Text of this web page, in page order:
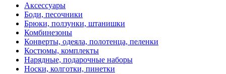
Аксессуары
Боди, песочники
Брюки, ползунки, штанишки
Комбинезоны
Конверты, одеяла, полотенца, пеленки
Костюмы, комплекты
Нарядные, подарочные наборы
Носки, колготки, пинетки